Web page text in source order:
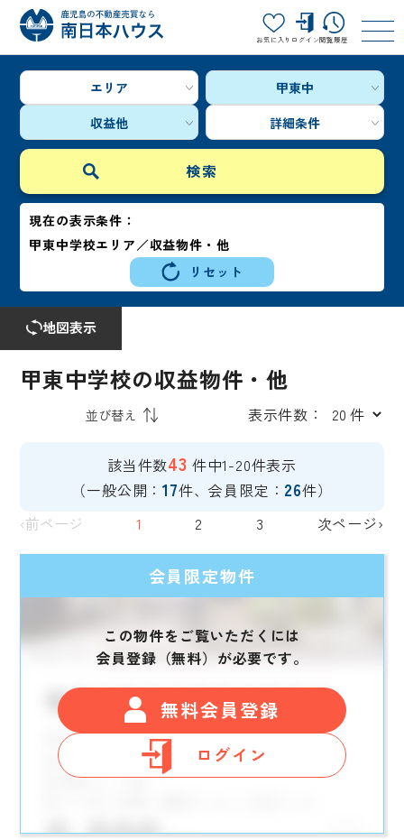
お気に入り ログイン閲覧履歴
エリア
甲東中
収益他
詳細条件
現在の表示条件：
甲東中学校エリア／収益物件・他
リセット
地図表示
甲東中学校の収益物件・他
表示件数：
該当件数43 件中1-20件表示
（一般公開：17件、会員限定： 26件）
‹前ページ
1 2 3 次ページ›
会員限定物件
この物件をご覧いただくには
会員登録（無料）が必要です。
無料会員登録
ログイン